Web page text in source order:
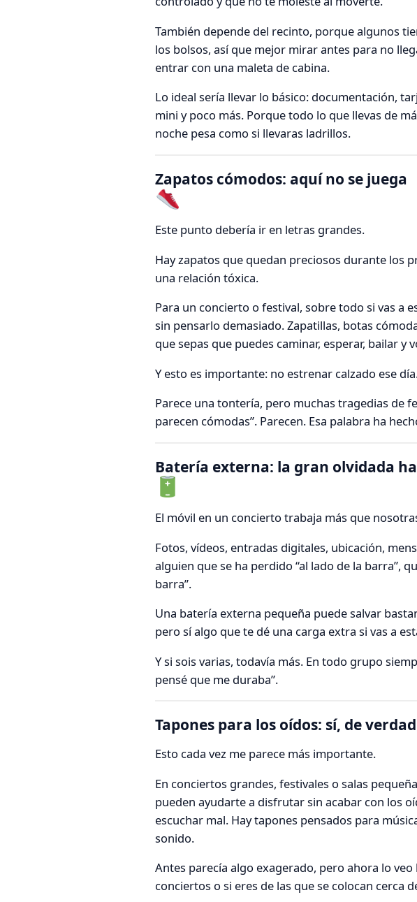
También depende del recinto, porque algunos
los bolsos, así que mejor mirar antes para no
entrar con una maleta de cabina.
Lo ideal sería llevar lo básico: documentación,
mini y poco más. Porque todo lo que llevas de
noche pesa como si llevaras ladrillos.
Zapatos cómodos: aquí no se juega
Este punto debería ir en letras grandes.
Hay zapatos que quedan preciosos durante los
una relación tóxica.
Para un concierto o festival, sobre todo si vas a
sin pensarlo demasiado. Zapatillas, botas
que sepas que puedes caminar, esperar, bailar y
Y esto es importante: no estrenar calzado ese
Parece una tontería, pero muchas tragedias de
parecen cómodas”. Parecen. Esa palabra ha
Batería externa: la gran olvidada
El móvil en un concierto trabaja más que
Fotos, vídeos, entradas digitales, ubicación,
alguien que se ha perdido “al lado de la barra”,
barra”.
Una batería externa pequeña puede salvar
pero sí algo que te dé una carga extra si vas a
Y si sois varias, todavía más. En todo grupo
pensé que me duraba”.
Tapones para los oídos: sí, de verdad
Esto cada vez me parece más importante.
En conciertos grandes, festivales o salas
pueden ayudarte a disfrutar sin acabar con los
escuchar mal. Hay tapones pensados para
sonido.
Antes parecía algo exagerado, pero ahora lo
conciertos o si eres de las que se colocan cerca